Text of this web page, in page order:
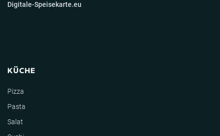
Digitale-Speisekarte.eu
KÜCHE
Pizza
Pasta
Salat